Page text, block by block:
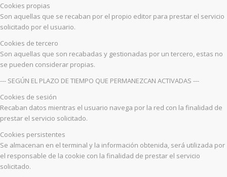
Cookies propias
Son aquellas que se recaban por el propio editor para prestar el servicio
solicitado por el usuario.
Cookies de tercero
Son aquellas que son recabadas y gestionadas por un tercero, estas no
se pueden considerar propias.
--- SEGÚN EL PLAZO DE TIEMPO QUE PERMANEZCAN ACTIVADAS ---
Cookies de sesión
Recaban datos mientras el usuario navega por la red con la finalidad de
prestar el servicio solicitado.
Cookies persistentes
Se almacenan en el terminal y la información obtenida, será utilizada por
el responsable de la cookie con la finalidad de prestar el servicio
solicitado.